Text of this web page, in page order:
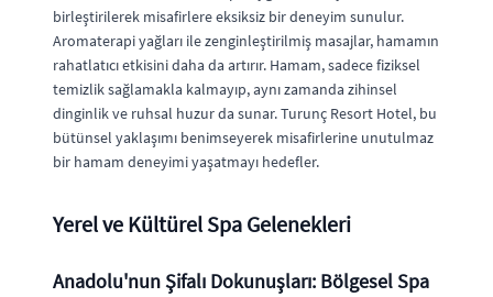
birleştirilerek misafirlere eksiksiz bir deneyim sunulur.
Aromaterapi yağları ile zenginleştirilmiş masajlar, hamamın
rahatlatıcı etkisini daha da artırır. Hamam, sadece fiziksel
temizlik sağlamakla kalmayıp, aynı zamanda zihinsel
dinginlik ve ruhsal huzur da sunar. Turunç Resort Hotel, bu
bütünsel yaklaşımı benimseyerek misafirlerine unutulmaz
bir hamam deneyimi yaşatmayı hedefler.
Yerel ve Kültürel Spa Gelenekleri
Anadolu'nun Şifalı Dokunuşları: Bölgesel Spa